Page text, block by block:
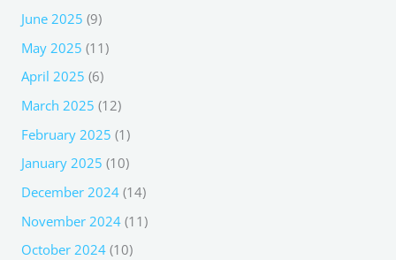
June 2025 (9)
May 2025 (11)
April 2025 (6)
March 2025 (12)
February 2025 (1)
January 2025 (10)
December 2024(14)
November 2024(11)
October 2024(10)